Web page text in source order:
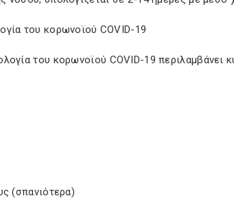
του κορωνοϊού COVID-19
του κορωνοϊού COVID-19 περιλαμβάνει
(σπανιότερα)